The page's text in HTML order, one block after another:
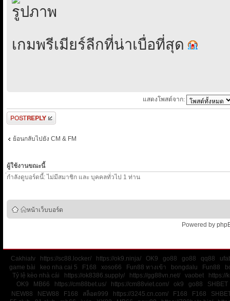
เกมพรีเมียร์ลีกที่น่าเบื่อที่สุด
แสดงโพสต์จาก:
ตอบกระทู้
ย้อนกลับไปยัง CM & FM
ผู้ใช้งานขณะนี้
่กำลังดูบอร์ดนี้: ไม่มีสมาชิก และ บุคคลทั่วไป 1 ท่าน
หน้าเว็บบอร์ด
Powered by
Cakhiatv https://sc88.locker/ https://ok9.ninja/ OK9 go88 go88 qq88
game bài
keo nha cai 5 F168 xoso66 Fun88 ทางเข้า bongdalu Fun88
Tỷ lệ kèo nhà cái
https://ok8386.supply/ https://gg88vn.net/ vaobet
https://
OK9
MB66 https://cm88bet.us/ https://cm88viet.com/ ok9 go88
SHBET
NEW88
NEW88 F168 สล็อต999 https://3245.cn.com/ F168 F168